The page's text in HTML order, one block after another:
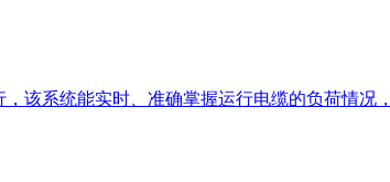
该系统能实时、准确掌握运行电缆的负荷情况